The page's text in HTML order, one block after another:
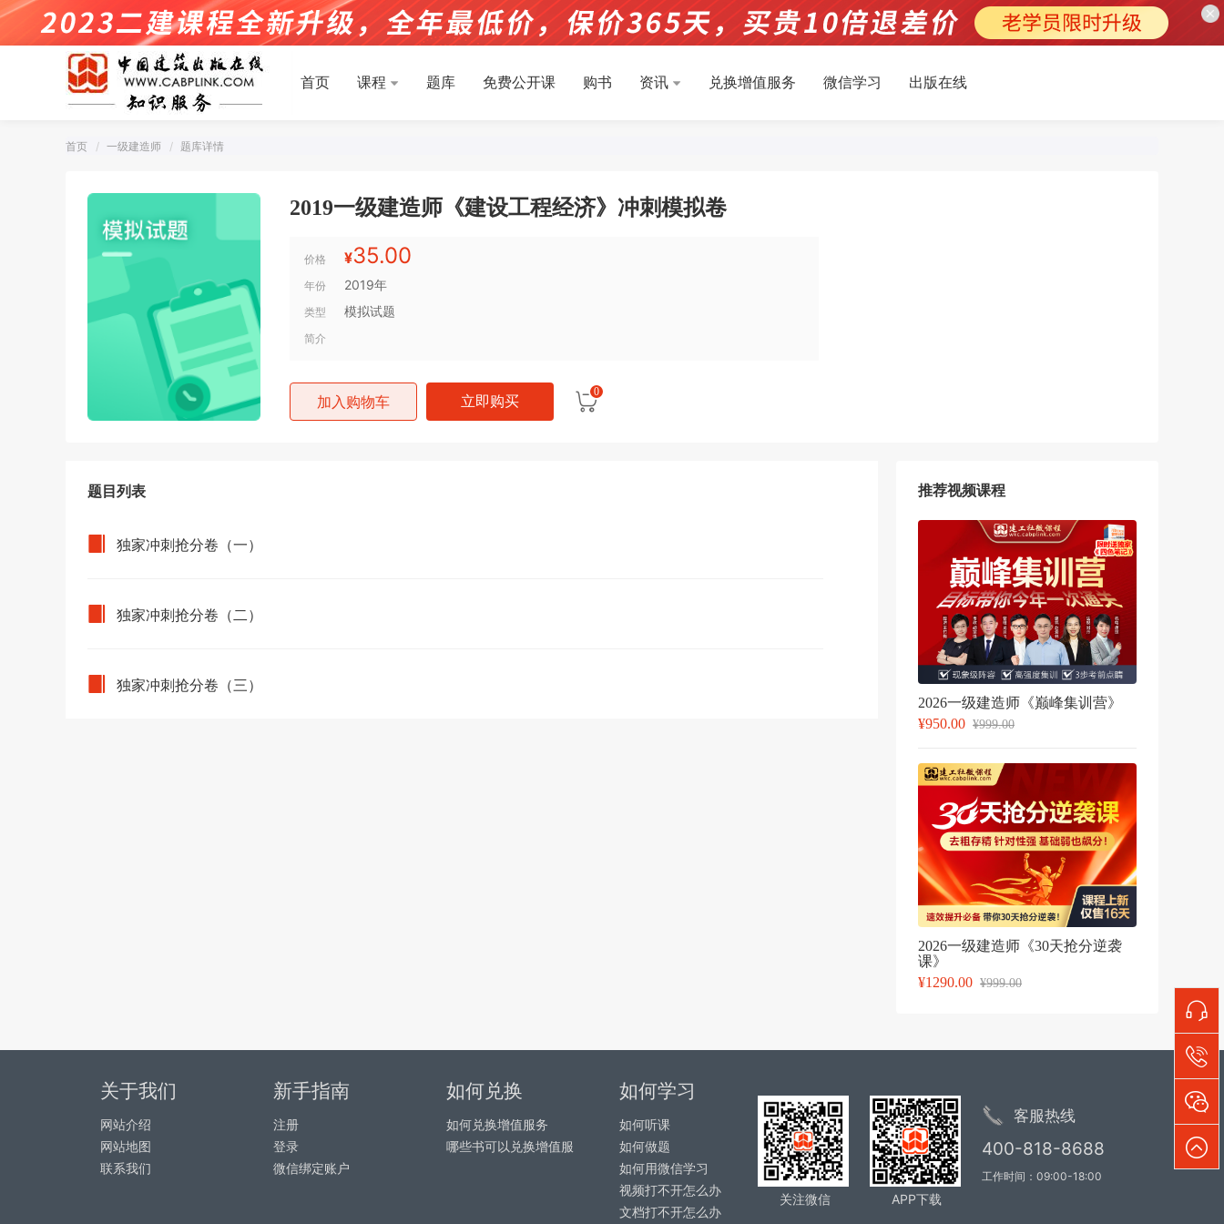
首页 课程 题库 免费公开课 购书 资讯 兑换增值服务 微信学习 出版在线
首页 一级建造师 题库详情
2019一级建造师《建设工程经济》冲刺模拟卷
价格 ¥35.00
年份 2019年
类型 模拟试题
简介
加入购物车 立即购买
0
题目列表
独家冲刺抢分卷（一）
独家冲刺抢分卷（二）
独家冲刺抢分卷（三）
推荐视频课程
2026一级建造师《巅峰集训营》
¥950.00 ¥999.00
2026一级建造师《30天抢分逆袭
课》
¥1290.00 ¥999.00
关于我们
网站介绍
网站地图
联系我们
新手指南
注册
登录
微信绑定账户
如何兑换
如何兑换增值服务
哪些书可以兑换增值服
如何学习
如何听课
如何做题
如何用微信学习
视频打不开怎么办
文档打不开怎么办
关注微信 APP下载
客服热线
400-818-8688
工作时间：09:00-18:00